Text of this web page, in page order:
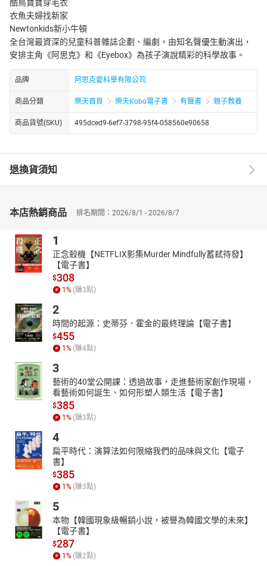
酷鳥寶寶穿毛衣
衣魚夫婦找新家
Newtonkids新小牛頓
全台灣最資深的兒童科普雜誌企劃、編劇，由知名聲優生動演出，
安排主角《阿思克》和《Eyebox》為孩子演說精彩的科學故事。
品牌 阿思克愛科學有限公司
商品分類 樂天首頁 樂天Kobo電子書 有聲書 親子教養
商品貨號(SKU) 495dced9-6ef7-3798-95f4-058560e90658
退換貨須知
本店熱銷商品 排名期間：2026/8/1 - 2026/8/7
1
正念殺機【NETFLIX影集Murder Mindfully蓄弒待發】
【電子書】
$308
1% (賺3點)
2
時間的起源：史蒂芬．霍金的最終理論【電子書】
$455
1% (賺4點)
3
藝術的40堂公開課：透過故事，走進藝術家創作現場，
看藝術如何誕生、如何形塑人類生活【電子書】
$385
1% (賺3點)
4
扁平時代：演算法如何限縮我們的品味與文化【電子
書】
$385
1% (賺3點)
5
本物【韓國現象級暢銷小說，被譽為韓國文學的未來】
【電子書】
$287
1% (賺2點)